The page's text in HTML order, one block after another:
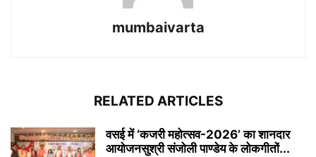
mumbaivarta
RELATED ARTICLES
वसई में ‘कजरी महोत्सव-2026’ का शानदार
आयोजनसुश्री संजोली पाण्डेय के लोकगीतों...